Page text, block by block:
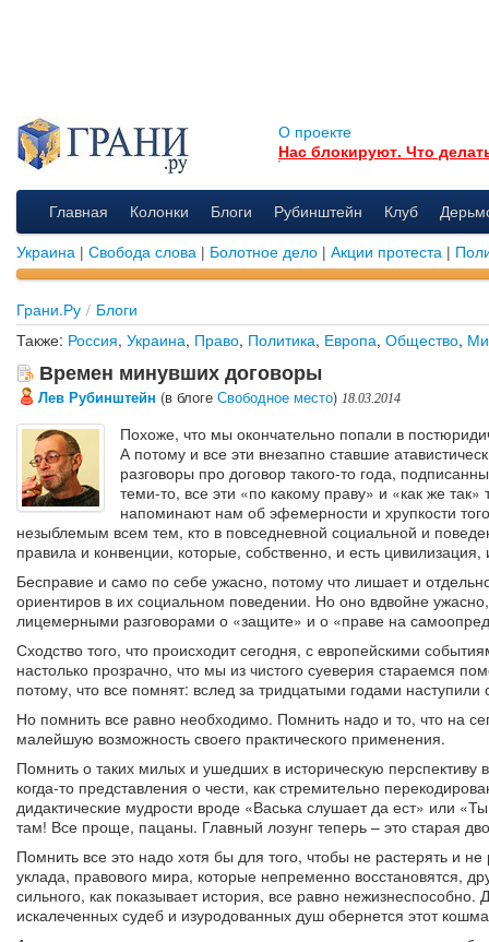
О проекте
Нас блокируют. Что
Главная Колонки Блоги Рубинштейн Клуб
Украина | Свобода слова | Болотное дело | Акции протеста |
Грани.Ру / Блоги
Также: Россия, Украина, Право, Политика, Европа, Общество,
Времен минувших договоры
Лев Рубинштейн (в блоге Свободное место) 18.03.2014
Похоже, что мы окончательно попали в
А потому и все эти внезапно ставшие
разговоры про договор такого-то года,
теми-то, все эти «по какому праву» и «как же
напоминают нам об эфемерности и хрупкости
незыблемым всем тем, кто в повседневной социальной и
правила и конвенции, которые, собственно, и есть цивилизация,
Бесправие и само по себе ужасно, потому что лишает и
ориентиров в их социальном поведении. Но оно вдвойне
лицемерными разговорами о «защите» и о «праве на
Сходство того, что происходит сегодня, с европейскими
настолько прозрачно, что мы из чистого суеверия стараемся
потому, что все помнят: вслед за тридцатыми годами наступили
Но помнить все равно необходимо. Помнить надо и то, что на
малейшую возможность своего практического применения.
Помнить о таких милых и ушедших в историческую перспективу
когда-то представления о чести, как стремительно
дидактические мудрости вроде «Васька слушает да ест» или
там! Все проще, пацаны. Главный лозунг теперь – это старая
Помнить все это надо хотя бы для того, чтобы не растерять и не
уклада, правового мира, которые непременно восстановятся,
сильного, как показывает история, все равно
искалеченных судеб и изуродованных душ обернется этот